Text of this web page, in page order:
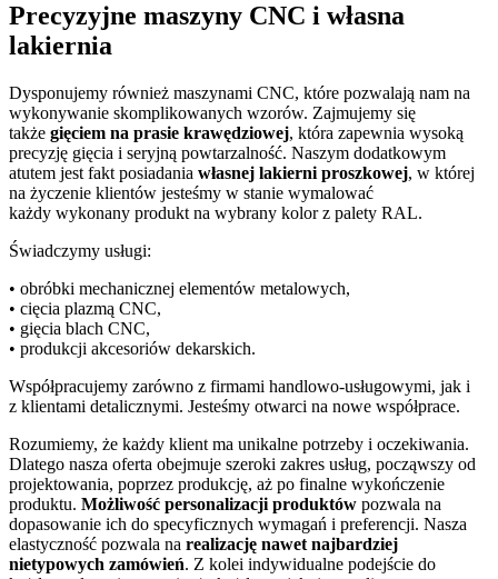
Precyzyjne maszyny CNC i własna
lakiernia
Dysponujemy również maszynami CNC, które pozwalają nam na
wykonywanie skomplikowanych wzorów. Zajmujemy się
także gięciem na prasie krawędziowej, która zapewnia wysoką
precyzję gięcia i seryjną powtarzalność. Naszym dodatkowym
atutem jest fakt posiadania własnej lakierni proszkowej, w której
na życzenie klientów jesteśmy w stanie wymalować
każdy wykonany produkt na wybrany kolor z palety RAL.
Świadczymy usługi:
• obróbki mechanicznej elementów metalowych,
• cięcia plazmą CNC,
• gięcia blach CNC,
• produkcji akcesoriów dekarskich.
Współpracujemy zarówno z firmami handlowo-usługowymi, jak i
z klientami detalicznymi. Jesteśmy otwarci na nowe współprace.
Rozumiemy, że każdy klient ma unikalne potrzeby i oczekiwania.
Dlatego nasza oferta obejmuje szeroki zakres usług, począwszy od
projektowania, poprzez produkcję, aż po finalne wykończenie
produktu. Możliwość personalizacji produktów pozwala na
dopasowanie ich do specyficznych wymagań i preferencji. Nasza
elastyczność pozwala na realizację nawet najbardziej
nietypowych zamówień. Z kolei indywidualne podejście do